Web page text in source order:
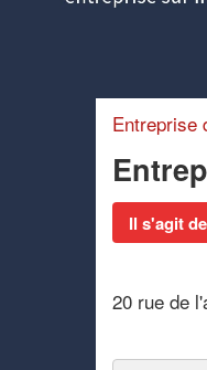
Entreprise
Il s'agit
20 rue de